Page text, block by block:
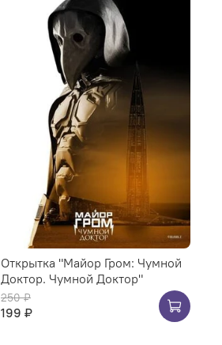
Открытка "Майор Гром: Чумной
Доктор. Чумной Доктор"
250 ₽
199 ₽